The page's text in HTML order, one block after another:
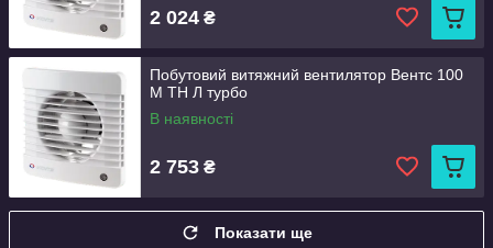
2 024 ₴
Побутовий витяжний вентилятор Вентс 100
М ТН Л турбо
В наявності
2 753 ₴
Показати ще